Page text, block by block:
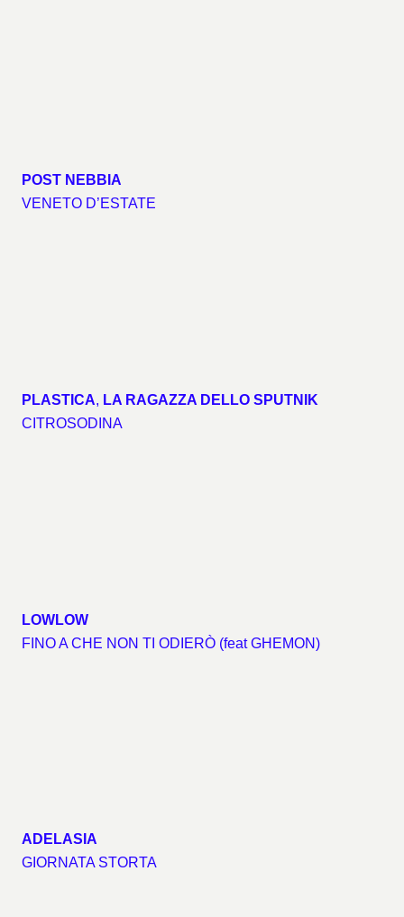
POST NEBBIA
VENETO D’ESTATE
PLASTICA, LA RAGAZZA DELLO SPUTNIK
CITROSODINA
LOWLOW
FINO A CHE NON TI ODIERÒ (feat GHEMON)
ADELASIA
GIORNATA STORTA